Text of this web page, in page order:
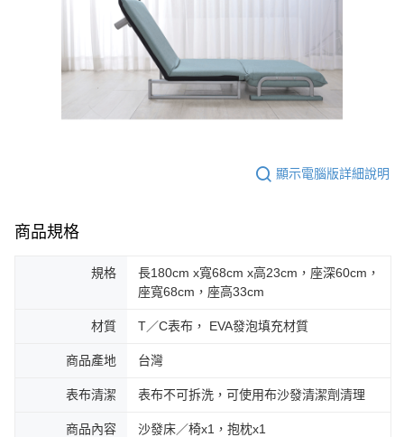
顯示電腦版詳細說明
商品規格
規格
長180cm x寬68cm x高23cm，座深60cm，
座寬68cm，座高33cm
材質 T／C表布， EVA發泡填充材質
商品產地 台灣
表布清潔 表布不可拆洗，可使用布沙發清潔劑清理
商品內容 沙發床／椅x1，抱枕x1